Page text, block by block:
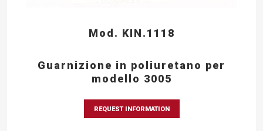
Mod. KIN.1118
Guarnizione in poliuretano per
modello 3005
REQUEST INFORMATION